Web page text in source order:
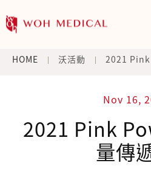
HOME 沃活動 2021 Pink
Nov 16,
2021 Pink
量傳